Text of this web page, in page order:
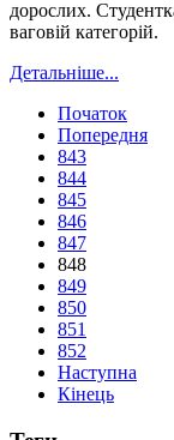
дорослих.
ваговій категорій.
Детальніше...
Початок
Попередня
843
844
845
846
847
848
849
850
851
852
Наступна
Кінець